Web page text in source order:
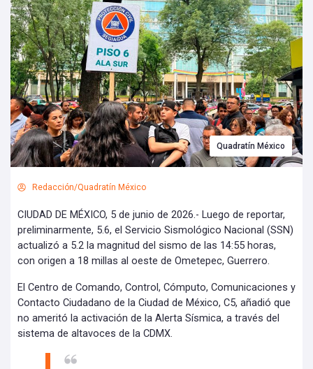
Quadratín México
Redacción/Quadratín México
CIUDAD DE MÉXICO, 5 de junio de 2026.- Luego de reportar,
preliminarmente, 5.6, el Servicio Sismológico Nacional (SSN)
actualizó a 5.2 la magnitud del sismo de las 14:55 horas,
con origen a 18 millas al oeste de Ometepec, Guerrero.
El Centro de Comando, Control, Cómputo, Comunicaciones y
Contacto Ciudadano de la Ciudad de México, C5, añadió que
no ameritó la activación de la Alerta Sísmica, a través del
sistema de altavoces de la CDMX.